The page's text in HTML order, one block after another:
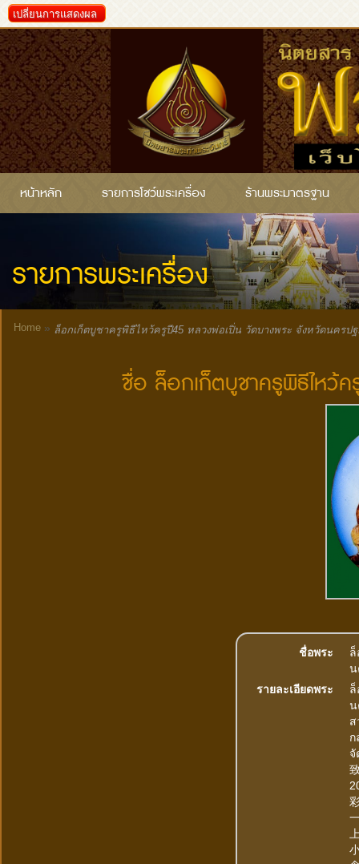
เปลี่ยนการแสดงผล
หน้าหลัก รายการโชว์พระเครื่อง ร้านพระมาตรฐาน
รายการพระเครื่อง
Home » ล็อกเก็ตบูชาครูพิธีไหว้ครูปี45 หลวงพ่อเปิ่น วัดบางพระ จังหวัดนครป
ชื่อ ล็อกเก็ตบูชาครูพิธีไหว้
ชื่อพระ
ล็
น
รายละเอียดพระ
ล็
น
ส
ก
จั